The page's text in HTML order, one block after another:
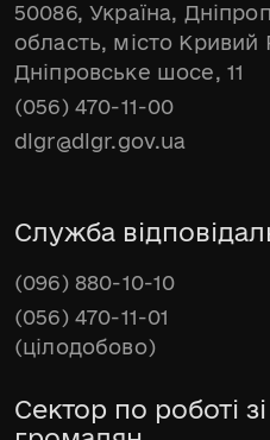
50086, Україна,
область, місто Кривий
Дніпровське шосе, 11
(056) 470-11-00
dlgr@dlgr.gov.ua
Служба
(096) 880-10-10
(056) 470-11-01
(цілодобово)
Сектор по роботі